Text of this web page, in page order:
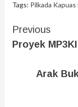
Tags: Pilkada Kapuas
Previous
Proyek
Arak